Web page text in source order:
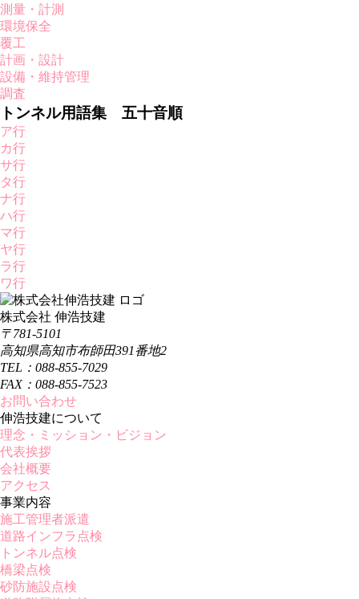
測量・計測
環境保全
覆工
計画・設計
設備・維持管理
調査
トンネル用語集 五十音順
ア行
カ行
サ行
タ行
ナ行
ハ行
マ行
ヤ行
ラ行
ワ行
株式会社 伸浩技建
〒781-5101
高知県高知市布師田391番地2
TEL：088-855-7029
FAX：088-855-7523
お問い合わせ
伸浩技建について
理念・ミッション・ビジョン
代表挨拶
会社概要
アクセス
事業内容
施工管理者派遣
道路インフラ点検
トンネル点検
橋梁点検
砂防施設点検